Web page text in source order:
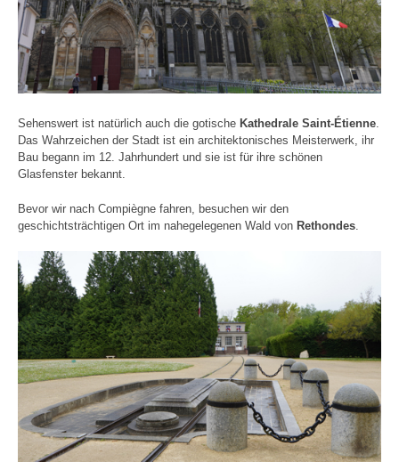
Sehenswert ist natürlich auch die gotische Kathedrale Saint-Étienne.
Das Wahrzeichen der Stadt ist ein architektonisches Meisterwerk, ihr
Bau begann im 12. Jahrhundert und sie ist für ihre schönen
Glasfenster bekannt.
Bevor wir nach Compiègne fahren, besuchen wir den
geschichtsträchtigen Ort im nahegelegenen Wald von Rethondes